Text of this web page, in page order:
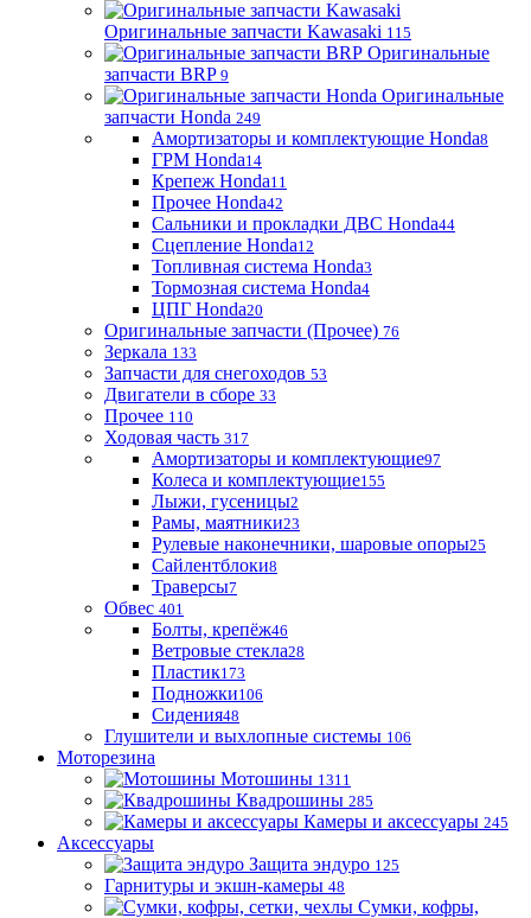
Оригинальные запчасти Kawasaki 115
Оригинальные
запчасти BRP 9
Оригинальные
запчасти Honda 249
Амортизаторы и комплектующие Honda8
ГРМ Honda14
Крепеж Honda11
Прочее Honda42
Сальники и прокладки ДВС Honda44
Сцепление Honda12
Топливная система Honda3
Тормозная система Honda4
ЦПГ Honda20
Оригинальные запчасти (Прочее) 76
Зеркала 133
Запчасти для снегоходов 53
Двигатели в сборе 33
Прочее 110
Ходовая часть 317
Амортизаторы и комплектующие97
Колеса и комплектующие155
Лыжи, гусеницы2
Рамы, маятники23
Рулевые наконечники, шаровые опоры25
Сайлентблоки8
Траверсы7
Обвес 401
Болты, крепёж46
Ветровые стекла28
Пластик173
Подножки106
Сидения48
Глушители и выхлопные системы 106
Моторезина
Мотошины 1311
Квадрошины 285
Камеры и аксессуары 245
Аксессуары
Защита эндуро 125
Гарнитуры и экшн-камеры 48
Сумки, кофры,